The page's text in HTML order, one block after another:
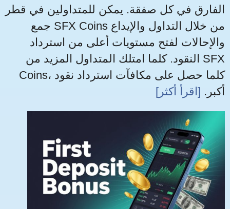
الفارق في كل صفقة. يمكن للمتداولين في قطر
جمع SFX Coins من خلال التداول والإيداع
والإحالات لفتح مستويات أعلى من استرداد
النقود. كلما امتلك المتداول المزيد من SFX
Coins، كلما حصل على مكافآت استرداد نقود
أكبر. [اقرأ أكثر]